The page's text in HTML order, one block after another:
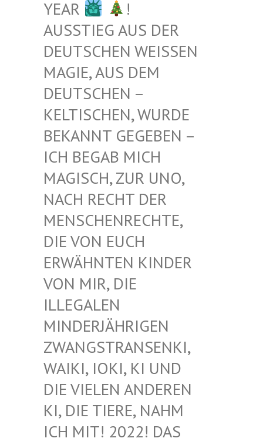
YEAR
!
AUSSTIEG AUS DER
DEUTSCHEN WEISSEN M
AGIE, AUS DEM D
EUTSCHEN – K
ELTISCHEN, WURDE B
EKANNT GEGEBEN – I
CH BEGAB MICH M
AGISCH, ZUR UNO, N
ACH RECHT DER M
ENSCHENRECHTE, D
IE VON EUCH E
RWÄHNTEN KINDER V
ON MIR, DIE I
LLEGALEN M
INDERJÄHRIGEN Z
WANGSTRANSENKI, W
AIKI, IOKI, KI UND D
IE VIELEN ANDEREN K
I, DIE TIERE, NAHM I
CH MIT! 2022! DAS I